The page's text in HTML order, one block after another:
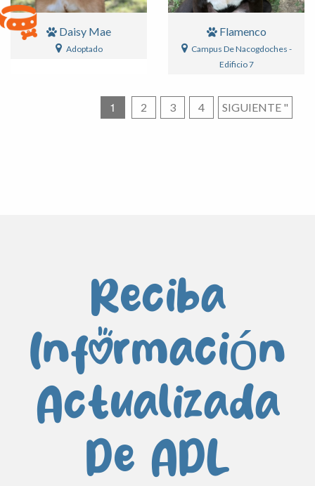
Daisy Mae
Adoptado
Flamenco
Campus De Nacogdoches -
Edificio 7
Paginación
1 2 3 4 SIGUIENTE "
Reciba
Información
Actualizada
De ADL